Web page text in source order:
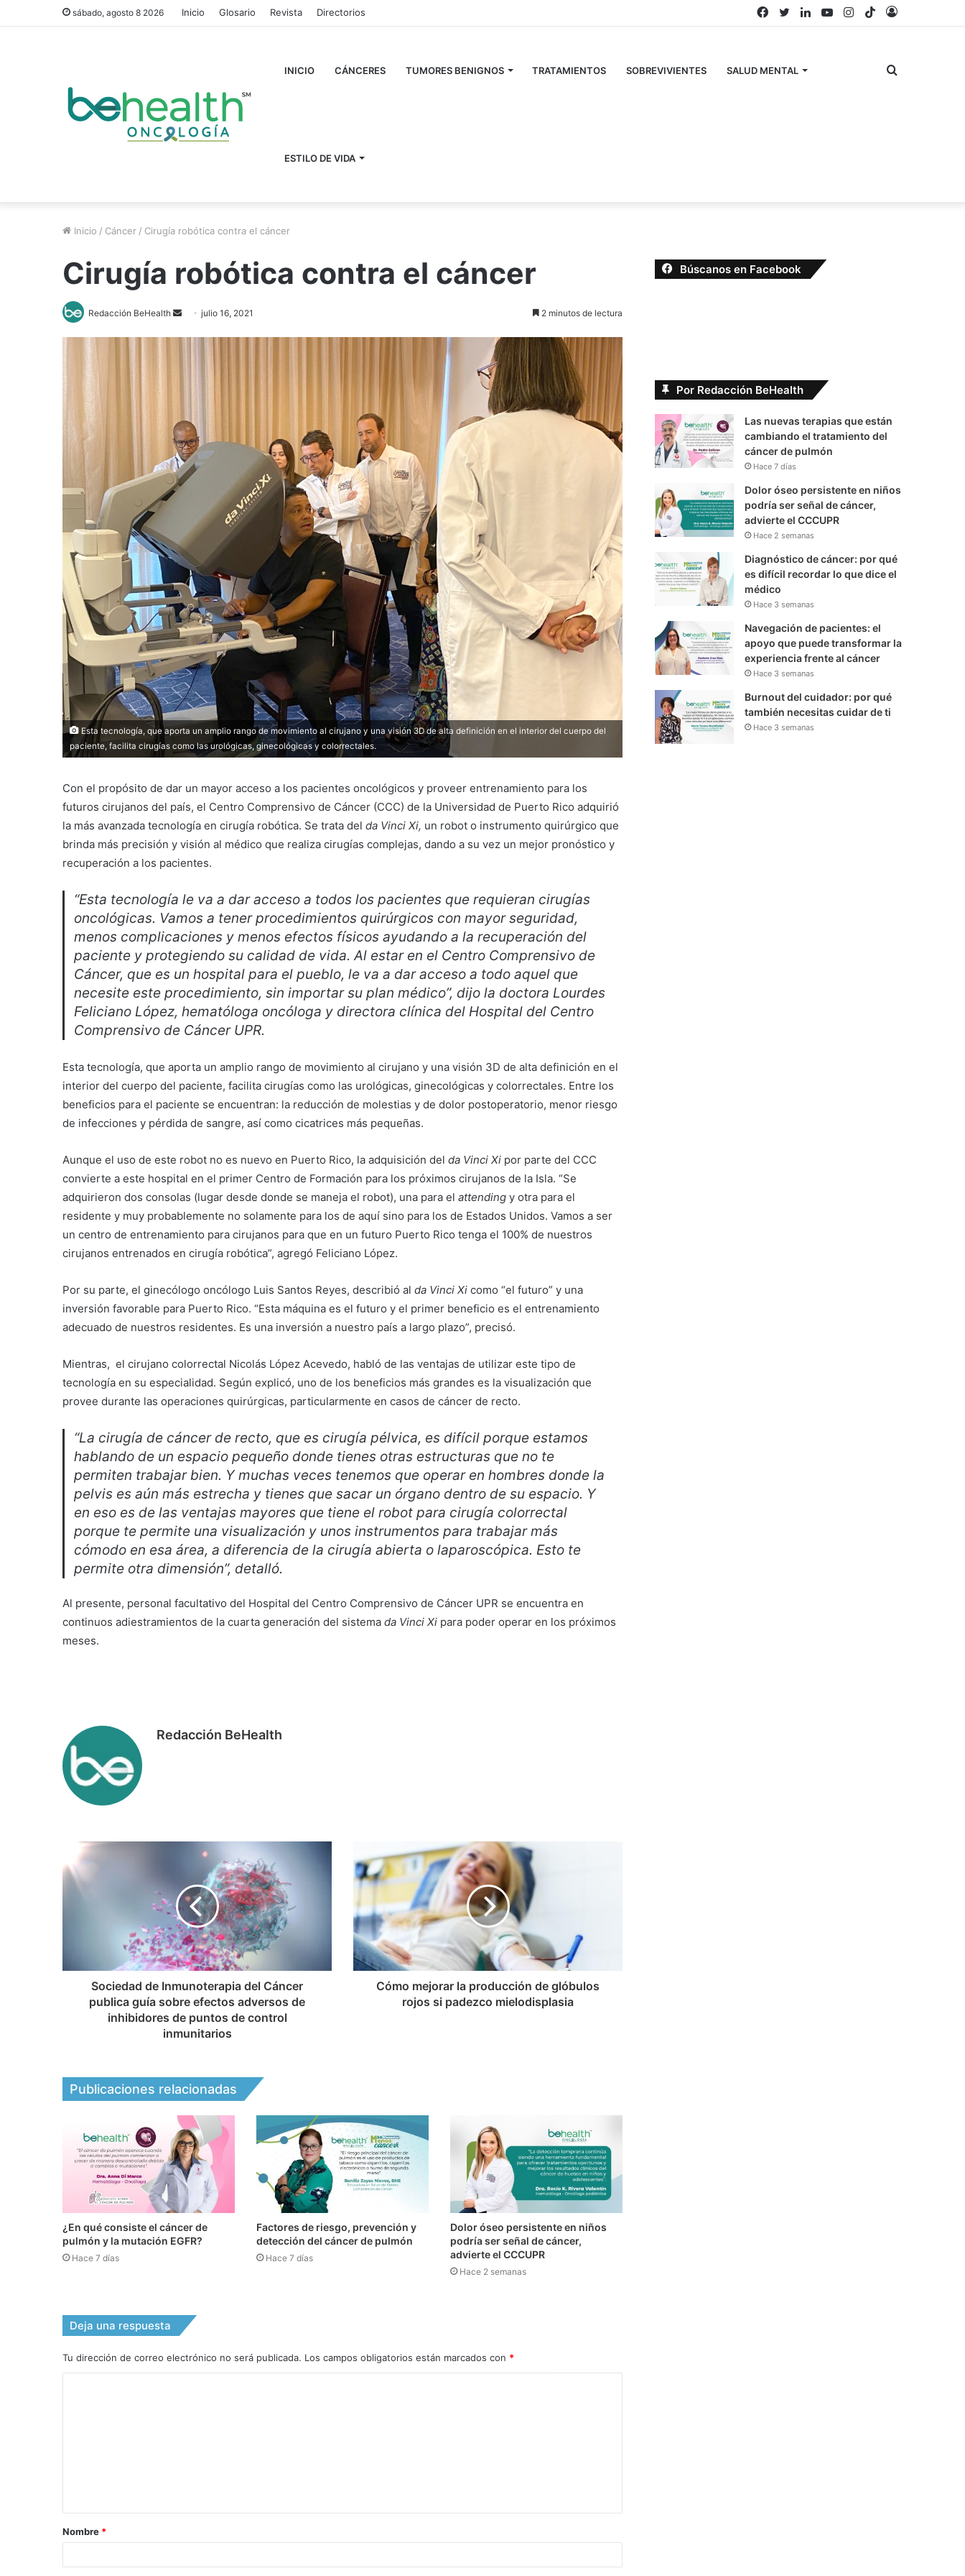
sábado, agosto 8 2026 Inicio Glosario Revista Directorios Acceso
TikTok
Instagram
YouTube
LinkedIn
Twitter
Facebook
INICIO CÁNCERES TUMORES BENIGNOS TRATAMIENTOS SOBREVIVIENTES SALUD MENTAL
ESTILO DE VIDA
Buscar
Inicio / Cáncer / Cirugía robótica contra el cáncer
Cirugía robótica contra el cáncer
Redacción BeHealth
Sendjulio 16, 2021 2 minutos de lectura
Esta tecnología, que aporta un amplio rango de movimiento al cirujano y una visión 3D de alta definición en el interior del cuerpo del
paciente, facilita cirugías como las urológicas, ginecológicas y colorrectales.
Con el propósito de dar un mayor acceso a los pacientes oncológicos y proveer entrenamiento para los
futuros cirujanos del país, el Centro Comprensivo de Cáncer (CCC) de la Universidad de Puerto Rico adquirió
la más avanzada tecnología en cirugía robótica. Se trata del da Vinci Xi, un robot o instrumento quirúrgico que
brinda más precisión y visión al médico que realiza cirugías complejas, dando a su vez un mejor pronóstico y
recuperación a los pacientes.
“Esta tecnología le va a dar acceso a todos los pacientes que requieran cirugías
oncológicas. Vamos a tener procedimientos quirúrgicos con mayor seguridad,
menos complicaciones y menos efectos físicos ayudando a la recuperación del
paciente y protegiendo su calidad de vida. Al estar en el Centro Comprensivo de
Cáncer, que es un hospital para el pueblo, le va a dar acceso a todo aquel que
necesite este procedimiento, sin importar su plan médico”, dijo la doctora Lourdes
Feliciano López, hematóloga oncóloga y directora clínica del Hospital del Centro
Comprensivo de Cáncer UPR.
Esta tecnología, que aporta un amplio rango de movimiento al cirujano y una visión 3D de alta definición en el
interior del cuerpo del paciente, facilita cirugías como las urológicas, ginecológicas y colorrectales. Entre los
beneficios para el paciente se encuentran: la reducción de molestias y de dolor postoperatorio, menor riesgo
de infecciones y pérdida de sangre, así como cicatrices más pequeñas.
Aunque el uso de este robot no es nuevo en Puerto Rico, la adquisición del da Vinci Xi por parte del CCC
convierte a este hospital en el primer Centro de Formación para los próximos cirujanos de la Isla. “Se
adquirieron dos consolas (lugar desde donde se maneja el robot), una para el attending y otra para el
residente y muy probablemente no solamente para los de aquí sino para los de Estados Unidos. Vamos a ser
un centro de entrenamiento para cirujanos para que en un futuro Puerto Rico tenga el 100% de nuestros
cirujanos entrenados en cirugía robótica”, agregó Feliciano López.
Por su parte, el ginecólogo oncólogo Luis Santos Reyes, describió al da Vinci Xi como “el futuro” y una
inversión favorable para Puerto Rico. “Esta máquina es el futuro y el primer beneficio es el entrenamiento
adecuado de nuestros residentes. Es una inversión a nuestro país a largo plazo”, precisó.
Mientras, el cirujano colorrectal Nicolás López Acevedo, habló de las ventajas de utilizar este tipo de
tecnología en su especialidad. Según explicó, uno de los beneficios más grandes es la visualización que
provee durante las operaciones quirúrgicas, particularmente en casos de cáncer de recto.
“La cirugía de cáncer de recto, que es cirugía pélvica, es difícil porque estamos
hablando de un espacio pequeño donde tienes otras estructuras que no te
permiten trabajar bien. Y muchas veces tenemos que operar en hombres donde la
pelvis es aún más estrecha y tienes que sacar un órgano dentro de su espacio. Y
en eso es de las ventajas mayores que tiene el robot para cirugía colorrectal
porque te permite una visualización y unos instrumentos para trabajar más
cómodo en esa área, a diferencia de la cirugía abierta o laparoscópica. Esto te
permite otra dimensión”, detalló.
Al presente, personal facultativo del Hospital del Centro Comprensivo de Cáncer UPR se encuentra en
continuos adiestramientos de la cuarta generación del sistema da Vinci Xi para poder operar en los próximos
meses.
Redacción BeHealth
Sociedad de Inmunoterapia del Cáncer
publica guía sobre efectos adversos de
inhibidores de puntos de control
inmunitarios
Cómo mejorar la producción de glóbulos
rojos si padezco mielodisplasia
Publicaciones relacionadas
¿En qué consiste el cáncer de
pulmón y la mutación EGFR?
Hace 7 días
Factores de riesgo, prevención y
detección del cáncer de pulmón
Hace 7 días
Dolor óseo persistente en niños
podría ser señal de cáncer,
advierte el CCCUPR
Hace 2 semanas
Deja una respuesta
Tu dirección de correo electrónico no será publicada. Los campos obligatorios están marcados con *
a
r
Nombre *
Búscanos en Facebook
Por Redacción BeHealth
Las nuevas terapias que están
cambiando el tratamiento del
cáncer de pulmón
Hace 7 días
Dolor óseo persistente en niños
podría ser señal de cáncer,
advierte el CCCUPR
Hace 2 semanas
Diagnóstico de cáncer: por qué
es difícil recordar lo que dice el
médico
Hace 3 semanas
Navegación de pacientes: el
apoyo que puede transformar la
experiencia frente al cáncer
Hace 3 semanas
Burnout del cuidador: por qué
también necesitas cuidar de ti
Hace 3 semanas